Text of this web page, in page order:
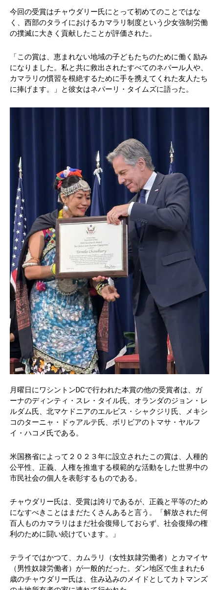
今回の受賞はチャウダリー氏にとって初めてのことではな
く、西部のタライにおけるカマラリ制度という少女強制労働
の撲滅に大きく貢献したことが評価された。
「この賞は、恵まれない地域の子どもたちのために働く励み
になりました。私と共に救出されたすべてのネパール人や、
カマラリの慣習を根絶するために手を携えてくれた友人たち
に捧げます。」と彼女はネパーリ・タイムズに語った。
月曜日にワシントンDCで行われた本賞の他の受賞者は、ガ
ーナのディンティ・スレ・タイル氏、オランダのジョン・レ
ルダム氏、北マケドニアのエルビス・シャクジリ氏、メキシ
コのターニャ・ドゥアルテ氏、ボリビアのトマサ・ヤルフ
イ・ハコメ氏である。
米国務省によって２０２３年に設立されたこの賞は、人種的
公平性、正義、人権を推進する模範的な活動をした世界中の
市民社会の個人を表彰するものである。
チャウダリー氏は、受賞は誇りであるが、正義と平等のため
になすべきことはまだたくさんあると言う。「解放された何
百人ものカマラリはまだ社会復帰しておらず、社会復帰の権
利のために闘い続けています。」
テライではかつて、カムラリ（女性奴隷労働者）とカマイヤ
（男性奴隷労働者）が一般的だった。ダン地区で生まれた6
歳のチャウダリー氏は、住み込みのメイドとしてカトマンズ